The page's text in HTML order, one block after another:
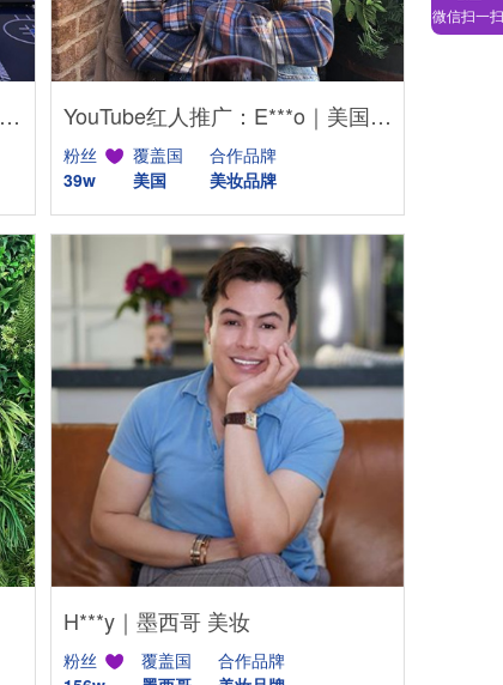
YouTube红人推广：I***a｜美国 美妆 YouTube红人推广：E***o｜美国 美妆
粉丝
39w
覆盖国
美国
合作品牌
美妆品牌
H***y｜墨西哥 美妆
粉丝
覆盖国
合作品牌
微信扫一扫